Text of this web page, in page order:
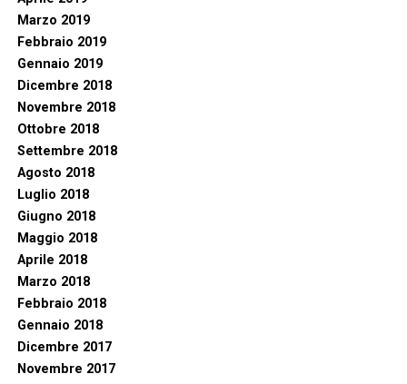
Marzo 2019
Febbraio 2019
Gennaio 2019
Dicembre 2018
Novembre 2018
Ottobre 2018
Settembre 2018
Agosto 2018
Luglio 2018
Giugno 2018
Maggio 2018
Aprile 2018
Marzo 2018
Febbraio 2018
Gennaio 2018
Dicembre 2017
Novembre 2017